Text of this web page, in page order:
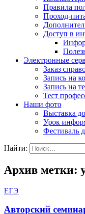
Правила
Проход-
Доступ в
Электронные
Заказ
Запись на
Запись на
Тест
Наши фото
Выставка
Урок
Фестиваль
Найти:
Архив метки:
ЕГЭ
Авторский